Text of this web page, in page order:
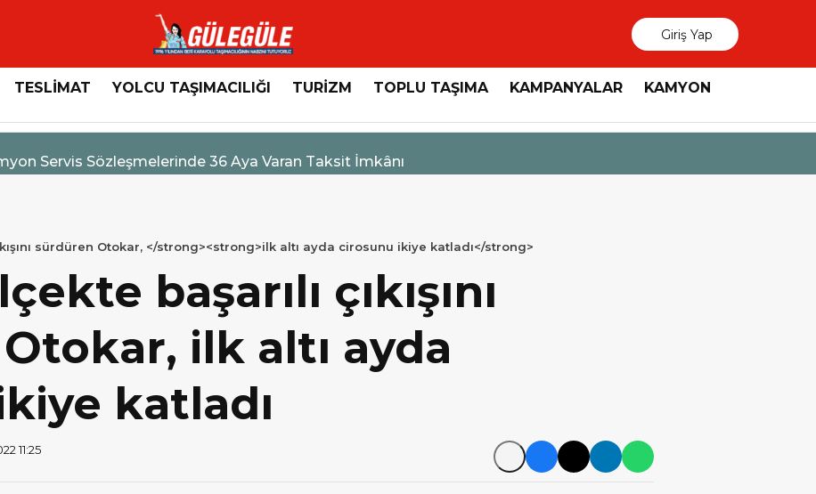
Giriş Yap
TESLİMAT YOLCU TAŞIMACILIĞI TURİZM TOPLU TAŞIMA KAMPANYALAR KAMYON
Servis Sözleşmelerinde 36 Aya Varan Taksit İmkânı
sürdüren Otokar, </strong><strong>ilk altı ayda cirosunu ikiye katladı</strong>
başarılı çıkışını
ilk altı ayda
katladı
11:25